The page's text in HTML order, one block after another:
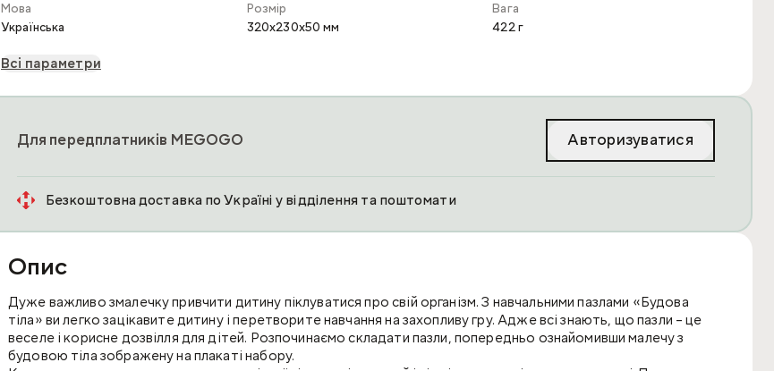
Мова
Українська
Розмір
320x230x50 мм
Вага
422 г
Всі параметри
Для передплатників MEGOGO Авторизуватися
Безкоштовна доставка по Україні у відділення та поштомати
Опис
Дуже важливо змалечку привчити дитину піклуватися про свій організм. З навчальними пазлами «Будова
тіла» ви легко зацікавите дитину і перетворите навчання на захопливу гру. Адже всі знають, що пазли – це
веселе і корисне дозвілля для дітей. Розпочинаємо складати пазли, попередньо ознайомивши малечу з
будовою тіла зображену на плакаті набору.